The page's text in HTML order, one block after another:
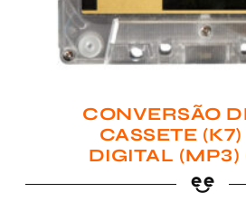
CONVERSÃO
CASSETE
DIGITAL (MP3)